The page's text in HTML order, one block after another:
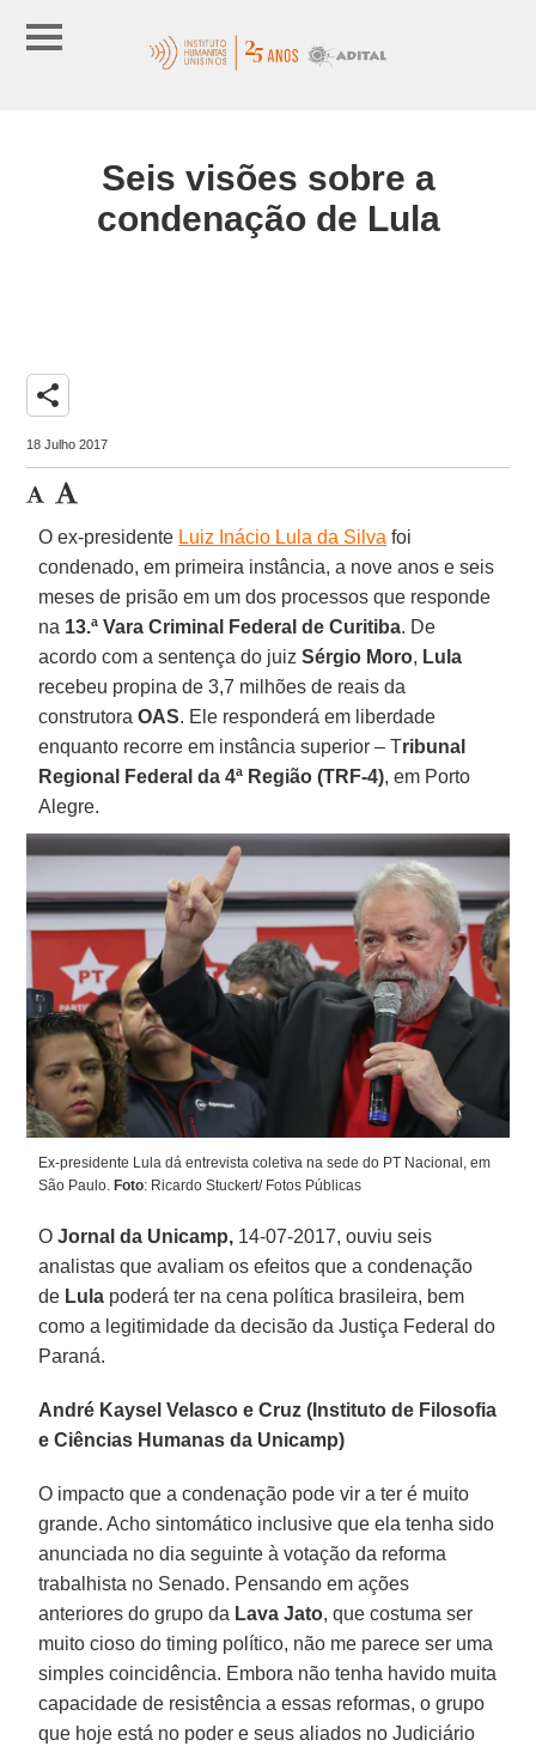
Seis visões sobre a
condenação de Lula
share
18 Julho 2017
O ex-presidente Luiz Inácio Lula da Silva foi
condenado, em primeira instância, a nove anos e seis
meses de prisão em um dos processos que responde
na 13.ª Vara Criminal Federal de Curitiba. De
acordo com a sentença do juizSérgio Moro, Lula
recebeu propina de 3,7 milhões de reais da
construtoraOAS. Ele responderá em liberdade
enquanto recorre em instância superior – Tribunal
Regional Federal da 4ª Região (TRF-4), em Porto
Alegre.
Ex-presidente Lula dá entrevista coletiva na sede do PT Nacional, em
São Paulo. Foto: Ricardo Stuckert/ Fotos Públicas
OJornal da Unicamp, 14-07-2017, ouviu seis
analistas que avaliam os efeitos que a condenação
de Lula poderá ter na cena política brasileira, bem
como a legitimidade da decisão da Justiça Federal do
Paraná.
André Kaysel Velasco e Cruz (Instituto de Filosofia
e Ciências Humanas da Unicamp)
O impacto que a condenação pode vir a ter é muito
grande. Acho sintomático inclusive que ela tenha sido
anunciada no dia seguinte à votação da reforma
trabalhista no Senado. Pensando em ações
anteriores do grupo da Lava Jato, que costuma ser
muito cioso do timing político, não me parece ser uma
simples coincidência. Embora não tenha havido muita
capacidade de resistência a essas reformas, o grupo
que hoje está no poder e seus aliados no Judiciário